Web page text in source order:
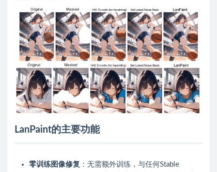
LanPaint的主要功能
零训练图像修复 ：无需额外训练，与任何Stable